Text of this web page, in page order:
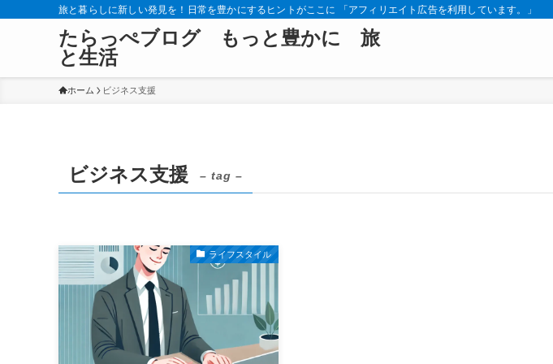
旅と暮らしに新しい発見を！日常を豊かにするヒントがここに 「アフィリエイト広告を利用しています。」
たらっぺブログ もっと豊かに 旅
と生活
ホーム ビジネス支援
ビジネス支援 – tag –
ライフスタイル